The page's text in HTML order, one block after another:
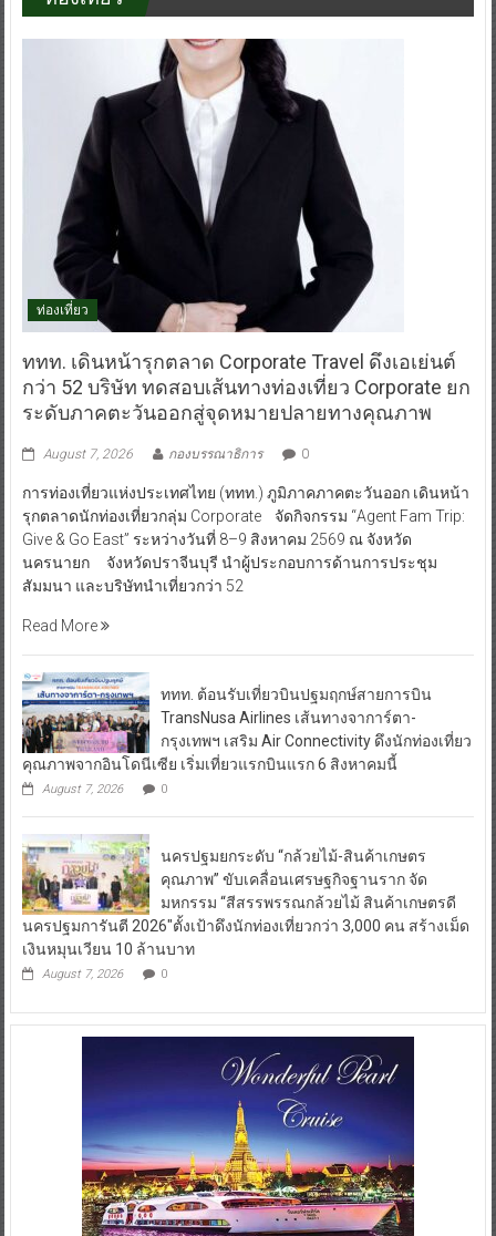
ท่องเที่ยว
ททท. เดินหน้ารุกตลาด Corporate Travel ดึงเอเย่นต์
กว่า 52 บริษัท ทดสอบเส้นทางท่องเที่ยว Corporate ยก
ระดับภาคตะวันออกสู่จุดหมายปลายทางคุณภาพ
August 7, 2026 กองบรรณาธิการ 0
การท่องเที่ยวแห่งประเทศไทย (ททท.) ภูมิภาคภาคตะวันออก เดินหน้า
รุกตลาดนักท่องเที่ยวกลุ่ม Corporate จัดกิจกรรม “Agent Fam Trip:
Give & Go East” ระหว่างวันที่ 8–9 สิงหาคม 2569 ณ จังหวัด
นครนายก จังหวัดปราจีนบุรี นำผู้ประกอบการด้านการประชุม
สัมมนา และบริษัทนำเที่ยวกว่า 52
Read More
ททท. ต้อนรับเที่ยวบินปฐมฤกษ์สายการบิน
TransNusa Airlines เส้นทางจาการ์ตา-
กรุงเทพฯ เสริม Air Connectivity ดึงนักท่องเที่ยว
คุณภาพจากอินโดนีเซีย เริ่มเที่ยวแรกบินแรก 6 สิงหาคมนี้
August 7, 2026 0
นครปฐมยกระดับ “กล้วยไม้-สินค้าเกษตร
คุณภาพ” ขับเคลื่อนเศรษฐกิจฐานราก จัด
มหกรรม “สีสรรพรรณกล้วยไม้ สินค้าเกษตรดี
นครปฐมการันตี 2026″ตั้งเป้าดึงนักท่องเที่ยวกว่า 3,000 คน สร้างเม็ด
เงินหมุนเวียน 10 ล้านบาท
August 7, 2026 0